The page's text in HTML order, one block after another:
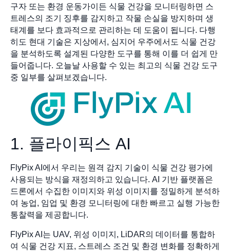
구자 또는 환경 운동가이든 식물 건강을 모니터링하면 스
트레스의 조기 징후를 감지하고 작물 손실을 방지하며 생
태계를 보다 효과적으로 관리하는 데 도움이 됩니다. 다행
히도 현대 기술은 지상에서, 심지어 우주에서도 식물 건강
을 분석하도록 설계된 다양한 도구를 통해 이를 더 쉽게 만
들어줍니다. 오늘날 사용할 수 있는 최고의 식물 건강 도구
중 일부를 살펴보겠습니다.
1. 플라이픽스 AI
FlyPix AI에서 우리는 원격 감지 기술이 식물 건강 평가에
사용되는 방식을 재정의하고 있습니다. AI 기반 플랫폼은
드론에서 수집한 이미지와 위성 이미지를 정밀하게 분석하
여 농업, 임업 및 환경 모니터링에 대한 빠르고 실행 가능한
통찰력을 제공합니다.
FlyPix AI는 UAV, 위성 이미지, LiDAR의 데이터를 통합하
여 식물 건강 지표, 스트레스 조건 및 환경 변화를 정확하게